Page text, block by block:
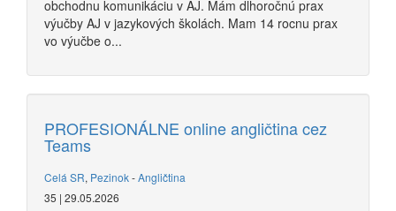
obchodnu komunikáciu v AJ. Mám dlhoročnú prax
výučby AJ v jazykových školách. Mam 14 rocnu prax
vo výučbe o...
PROFESIONÁLNE online angličtina cez
Teams
Celá SR, Pezinok-Angličtina
35 | 29.05.2026